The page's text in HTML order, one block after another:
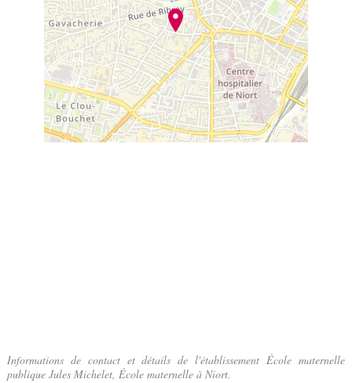
Informations de contact et détails de l'établissement École maternelle
publique Jules Michelet, École maternelle à Niort.